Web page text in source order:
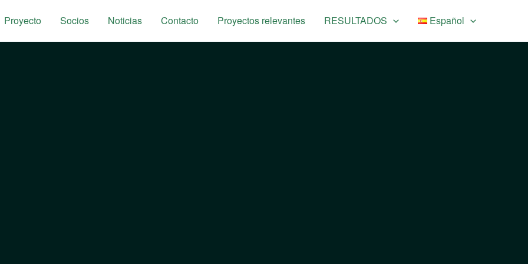
Proyecto Socios Noticias Contacto Proyectos relevantes RESULTADOS Español